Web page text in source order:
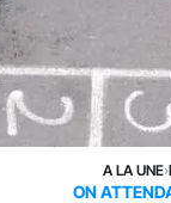
A LA UNE›
ON